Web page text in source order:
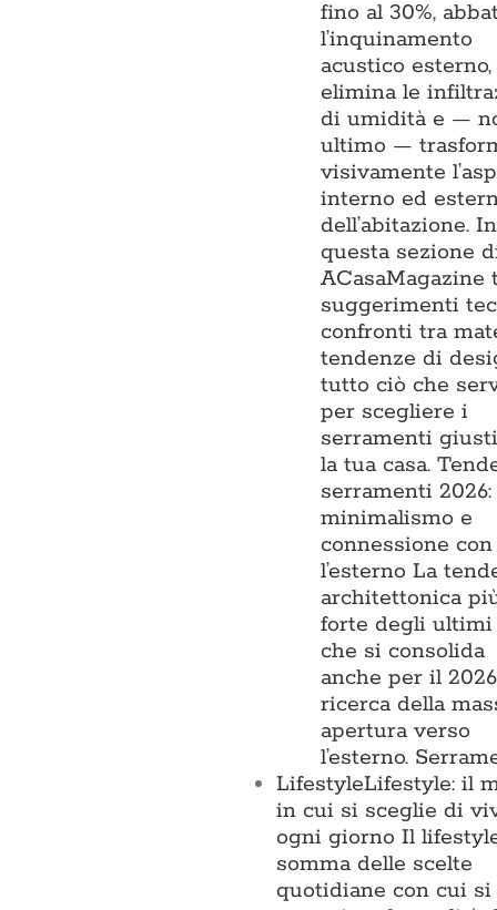
fino al 30%,
l’inquinamento
acustico esterno,
elimina le
di umidità e —
ultimo —
visivamente
interno ed
dell’abitazione. In
questa sezione
ACasaMagazine
suggerimenti
confronti tra
tendenze di
tutto ciò che
per scegliere i
serramenti
la tua casa.
serramenti 2026:
minimalismo e
connessione con
l’esterno La
architettonica
forte degli ultimi
che si consolida
anche per il
ricerca della
apertura verso
l’esterno.
LifestyleLifestyle: il
in cui si sceglie di
ogni giorno Il
somma delle scelte
quotidiane con cui si